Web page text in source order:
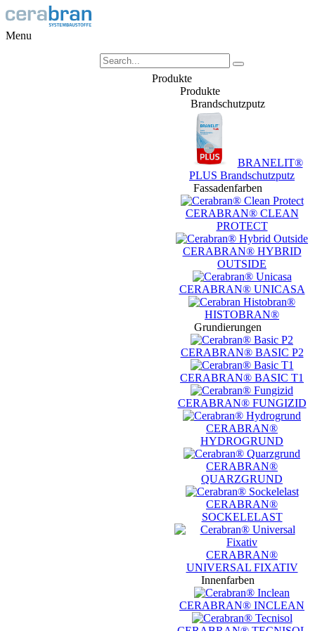
Menu
Produkte
Produkte
Brandschutzputz
BRANELIT®
PLUS Brandschutzputz
Fassadenfarben
CERABRAN® CLEAN
PROTECT
CERABRAN® HYBRID
OUTSIDE
CERABRAN® UNICASA
HISTOBRAN®
Grundierungen
CERABRAN® BASIC P2
CERABRAN® BASIC T1
CERABRAN® FUNGIZID
CERABRAN®
HYDROGRUND
CERABRAN®
QUARZGRUND
CERABRAN®
SOCKELELAST
CERABRAN®
UNIVERSAL FIXATIV
Innenfarben
CERABRAN® INCLEAN